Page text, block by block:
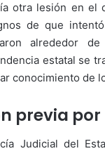
otra lesión en el
de que
alrededor
estatal se
conocimiento de
previa
Judicial del